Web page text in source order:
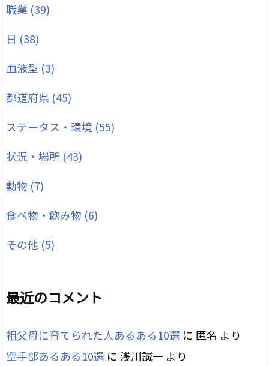
職業 (39)
日 (38)
血液型 (3)
都道府県 (45)
ステータス・環境 (55)
状況・場所 (43)
動物 (7)
食べ物・飲み物 (6)
その他 (5)
最近のコメント
祖父母に育てられた人あるある10選 に 匿名 より
空手部あるある10選 に 浅川誠一 より